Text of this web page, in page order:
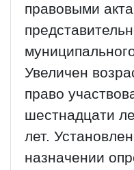
правовыми
Увеличен
право
шестнадцати
лет.
назначении